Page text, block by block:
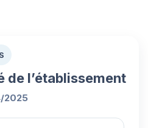
de l’établissement
2025